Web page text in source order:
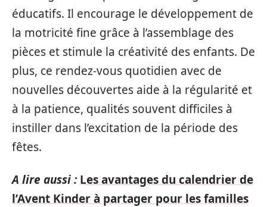
éducatifs. Il encourage le développement de
la motricité fine grâce à l’assemblage des
pièces et stimule la créativité des enfants. De
plus, ce rendez-vous quotidien avec de
nouvelles découvertes aide à la régularité et
à la patience, qualités souvent difficiles à
instiller dans l’excitation de la période des
fêtes.
A lire aussi : Les avantages du calendrier de
l’Avent Kinder à partager pour les familles